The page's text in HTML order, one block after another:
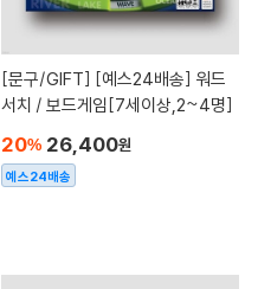
[문구/GIFT]
서치 / 보드게임[7세이상,2~4명]
20% 26,400원
예스24배송